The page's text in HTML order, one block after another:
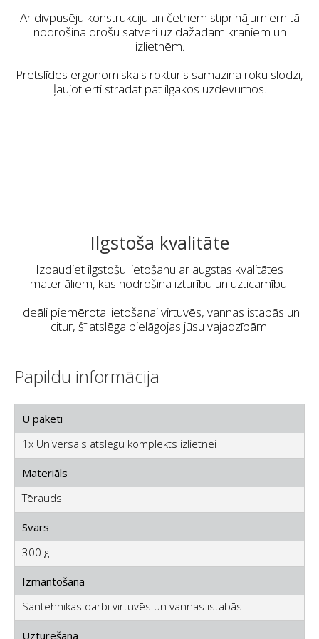
Ar divpusēju konstrukciju un četriem stiprinājumiem tā
nodrošina drošu satveri uz dažādām krāniem un
izlietnēm.
Pretslīdes ergonomiskais rokturis samazina roku slodzi,
ļaujot ērti strādāt pat ilgākos uzdevumos.
Ilgstoša kvalitāte
Izbaudiet ilgstošu lietošanu ar augstas kvalitātes
materiāliem, kas nodrošina izturību un uzticamību.
Ideāli piemērota lietošanai virtuvēs, vannas istabās un
citur, šī atslēga pielāgojas jūsu vajadzībām.
Papildu informācija
U paketi
1x Universāls atslēgu komplekts izlietnei
Materiāls
Tērauds
Svars
300 g
Izmantošana
Santehnikas darbi virtuvēs un vannas istabās
Uzturēšana